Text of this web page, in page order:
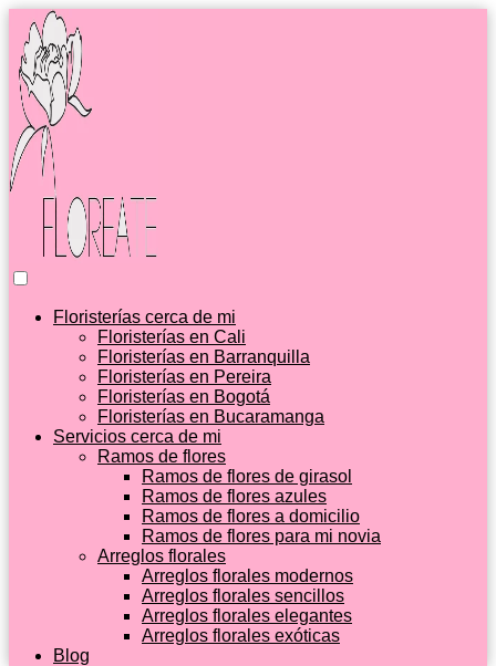
Floristerías cerca de mi
Floristerías en Cali
Floristerías en Barranquilla
Floristerías en Pereira
Floristerías en Bogotá
Floristerías en Bucaramanga
Servicios cerca de mi
Ramos de flores
Ramos de flores de girasol
Ramos de flores azules
Ramos de flores a domicilio
Ramos de flores para mi novia
Arreglos florales
Arreglos florales modernos
Arreglos florales sencillos
Arreglos florales elegantes
Arreglos florales exóticas
Blog